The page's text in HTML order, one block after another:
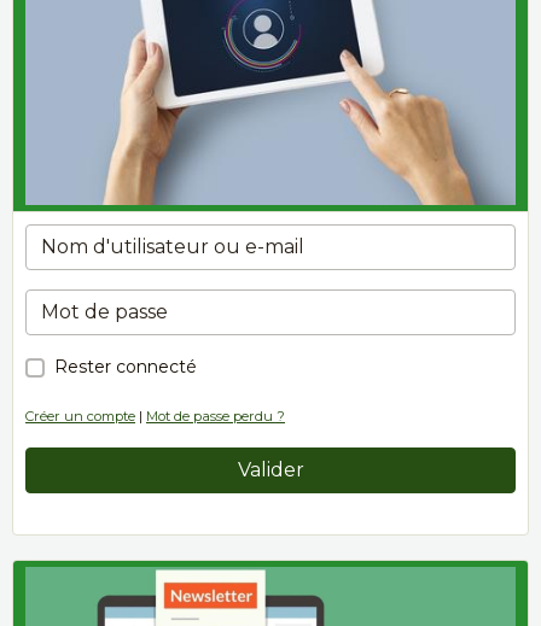
Rester connecté
Créer un compte | Mot de passe perdu ?
Valider